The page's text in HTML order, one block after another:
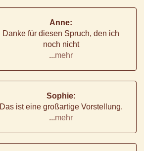
Anne:
Danke für diesen Spruch, den ich
noch nicht
...mehr
Sophie:
Das ist eine großartige Vorstellung.
...mehr